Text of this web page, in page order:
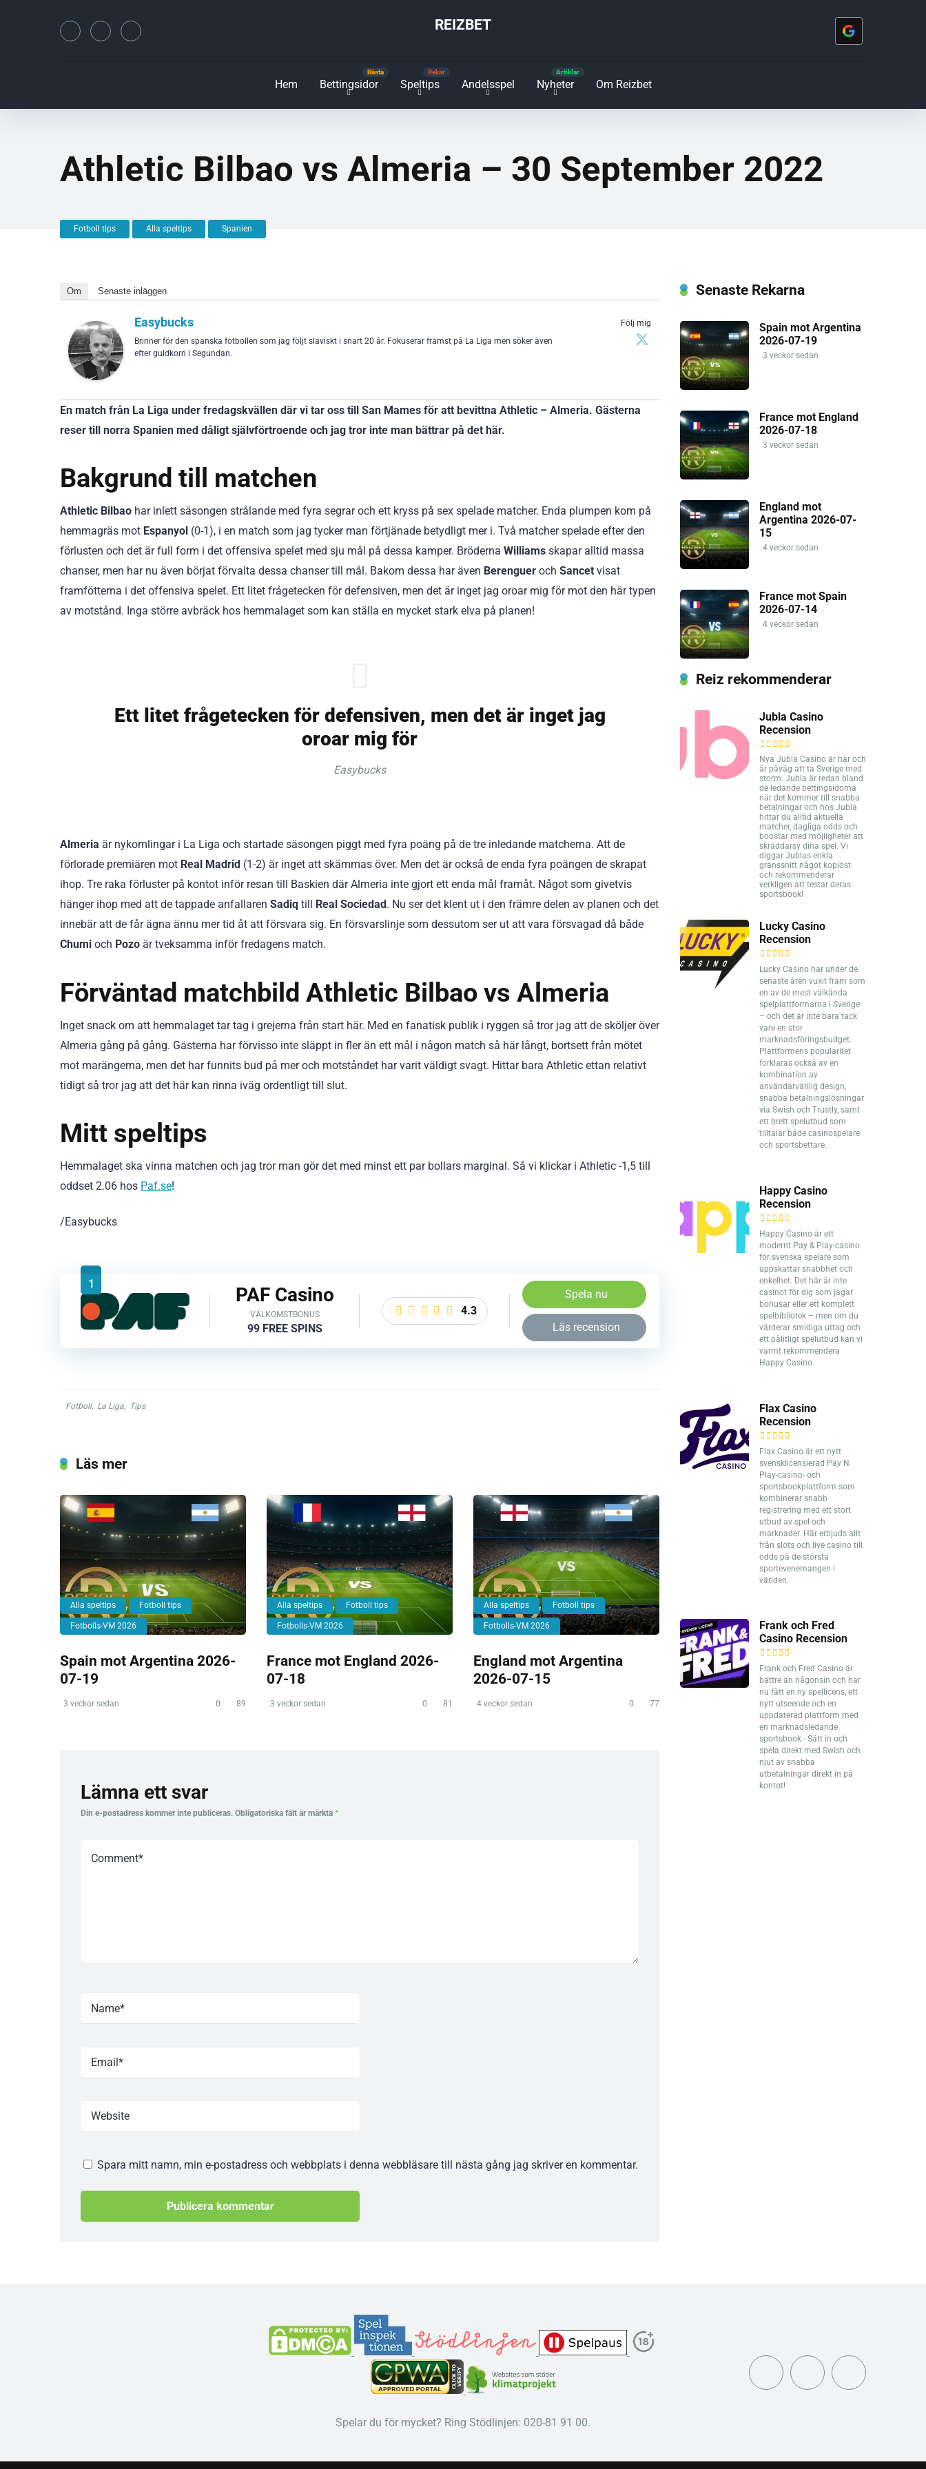
REIZBET
Hem Bettingsidor Speltips Andelsspel Nyheter Om Reizbet
Athletic Bilbao vs Almeria – 30 September 2022
Fotboll tips Alla speltips Spanien
Om Senaste inläggen
Följ mig
Easybucks
Brinner för den spanska fotbollen som jag följt slaviskt i snart 20 år. Fokuserar främst på La Liga men söker även
efter guldkorn i Segundan.
En match från La Liga under fredagskvällen där vi tar oss till San Mames för att bevittna Athletic – Almeria. Gästerna
reser till norra Spanien med dåligt självförtroende och jag tror inte man bättrar på det här.
Bakgrund till matchen
Athletic Bilbao har inlett säsongen strålande med fyra segrar och ett kryss på sex spelade matcher. Enda plumpen kom på
hemmagräs mot Espanyol (0-1), i en match som jag tycker man förtjänade betydligt mer i. Två matcher spelade efter den
förlusten och det är full form i det offensiva spelet med sju mål på dessa kamper. Bröderna Williams skapar alltid massa
chanser, men har nu även börjat förvalta dessa chanser till mål. Bakom dessa har även Berenguer och Sancet visat
framfötterna i det offensiva spelet. Ett litet frågetecken för defensiven, men det är inget jag oroar mig för mot den här typen
av motstånd. Inga större avbräck hos hemmalaget som kan ställa en mycket stark elva på planen!
Ett litet frågetecken för defensiven, men det är inget jag
oroar mig för
Easybucks
Almeria är nykomlingar i La Liga och startade säsongen piggt med fyra poäng på de tre inledande matcherna. Att de
förlorade premiären mot Real Madrid (1-2) är inget att skämmas över. Men det är också de enda fyra poängen de skrapat
ihop. Tre raka förluster på kontot inför resan till Baskien där Almeria inte gjort ett enda mål framåt. Något som givetvis
hänger ihop med att de tappade anfallaren Sadiq till Real Sociedad . Nu ser det klent ut i den främre delen av planen och det
innebär att de får ägna ännu mer tid åt att försvara sig. En försvarslinje som dessutom ser ut att vara försvagad då både
Chumi och Pozo är tveksamma inför fredagens match.
Förväntad matchbild Athletic Bilbao vs Almeria
Inget snack om att hemmalaget tar tag i grejerna från start här. Med en fanatisk publik i ryggen så tror jag att de sköljer över
Almeria gång på gång. Gästerna har förvisso inte släppt in fler än ett mål i någon match så här långt, bortsett från mötet
mot marängerna, men det har funnits bud på mer och motståndet har varit väldigt svagt. Hittar bara Athletic ettan relativt
tidigt så tror jag att det här kan rinna iväg ordentligt till slut.
Mitt speltips
Hemmalaget ska vinna matchen och jag tror man gör det med minst ett par bollars marginal. Så vi klickar i Athletic -1,5 till
oddset 2.06 hos Paf.se!
/Easybucks
1 PAF Casino
VÄLKOMSTBONUS
99 FREE SPINS
4.3
Spela nu
Läs recension
Fotboll, La Liga, Tips
Läs mer
Alla speltips Fotboll tips
Fotbolls-VM 2026
Spain mot Argentina 2026-
07-19
3 veckor sedan 0 89
Alla speltips Fotboll tips
Fotbolls-VM 2026
France mot England 2026-
07-18
3 veckor sedan 0 81
Alla speltips Fotboll tips
Fotbolls-VM 2026
England mot Argentina
2026-07-15
4 veckor sedan 0 77
Lämna ett svar
Din e-postadress kommer inte publiceras. Obligatoriska fält är märkta *
Spara mitt namn, min e-postadress och webbplats i denna webbläsare till nästa gång jag skriver en kommentar.
Senaste Rekarna
Spain mot Argentina
2026-07-19
3 veckor sedan
France mot England
2026-07-18
3 veckor sedan
England mot
Argentina 2026-07-
15
4 veckor sedan
France mot Spain
2026-07-14
4 veckor sedan
Reiz rekommenderar
Jubla Casino
Recension
Nya Jubla Casino är här och
är påväg att ta Sverige med
storm. Jubla är redan bland
de ledande bettingsidorna
när det kommer till snabba
betalningar och hos Jubla
hittar du alltid aktuella
matcher, dagliga odds och
boostar med möjligheter att
skräddarsy dina spel. Vi
diggar Jublas enkla
gränssnitt något kopiöst
och rekommenderar
verkligen att testar deras
sportsbook!
Lucky Casino
Recension
Lucky Casino har under de
senaste åren vuxit fram som
en av de mest välkända
spelplattformarna i Sverige
– och det är inte bara tack
vare en stor
marknadsföringsbudget.
Plattformens popularitet
förklaras också av en
kombination av
användarvänlig design,
snabba betalningslösningar
via Swish och Trustly, samt
ett brett spelutbud som
tilltalar både casinospelare
och sportsbettare.
Happy Casino
Recension
Happy Casino är ett
modernt Pay & Play-casino
för svenska spelare som
uppskattar snabbhet och
enkelhet. Det här är inte
casinot för dig som jagar
bonusar eller ett komplett
spelbibliotek – men om du
värderar smidiga uttag och
ett pålitligt spelutbud kan vi
varmt rekommendera
Happy Casino.
Flax Casino
Recension
Flax Casino är ett nytt
svensklicensierad Pay N
Play-casino- och
sportsbookplattform som
kombinerar snabb
registrering med ett stort
utbud av spel och
marknader. Här erbjuds allt
från slots och live casino till
odds på de största
sportevenemangen i
världen.
Frank och Fred
Casino Recension
Frank och Fred Casino är
bättre än någonsin och har
nu fått en ny spellicens, ett
nytt utseende och en
uppdaterad plattform med
en marknadsledande
sportsbook - Sätt in och
spela direkt med Swish och
njut av snabba
utbetalningar direkt in på
kontot!
Spelar du för mycket? Ring Stödlinjen: 020-81 91 00.